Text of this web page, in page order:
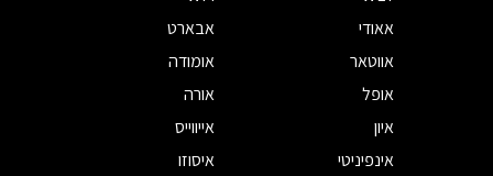
אאודי
אבארט
אווטאר
אומודה
אופל
אורה
איון
אייווייס
אינפיניטי
איסוזו